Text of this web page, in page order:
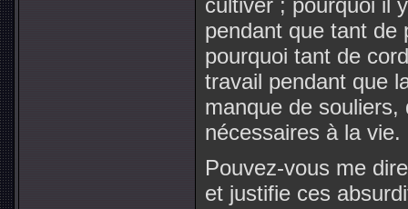
pendant que tant de
pourquoi tant de
travail pendant que
manque de souliers,
nécessaires à la vie.
Pouvez-vous me
et justifie ces